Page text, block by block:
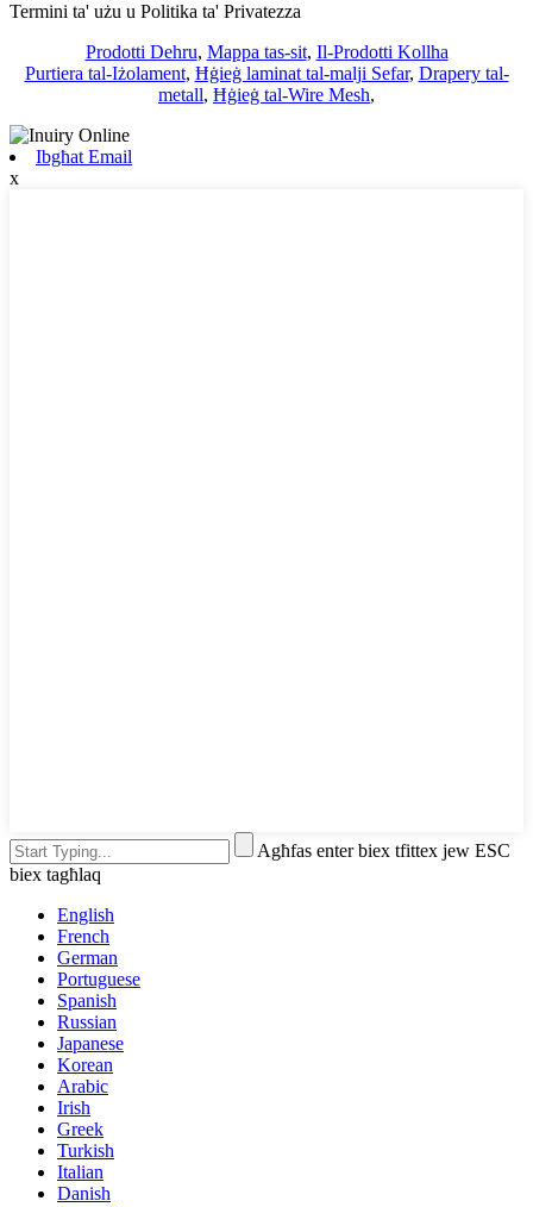
Termini ta' użu u Politika ta' Privatezza
Prodotti Dehru, Mappa tas-sit, Il-Prodotti Kollha
Purtiera tal-Iżolament, Ħġieġ laminat tal-malji Sefar, Drapery tal-
metall, Ħġieġ tal-Wire Mesh,
Ibgħat Email
x
Agħfas enter biex tfittex jew ESC
biex tagħlaq
English
French
German
Portuguese
Spanish
Russian
Japanese
Korean
Arabic
Irish
Greek
Turkish
Italian
Danish